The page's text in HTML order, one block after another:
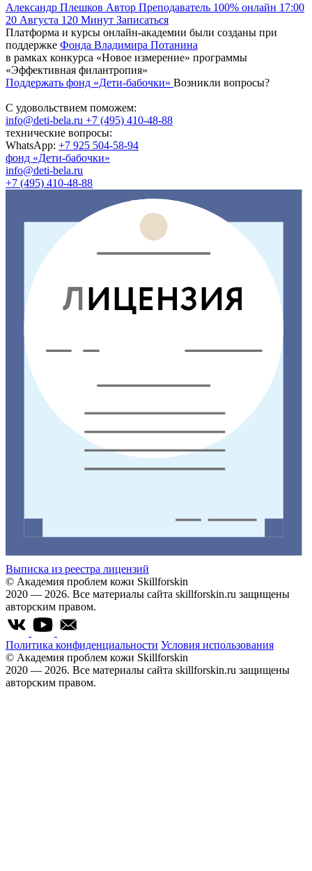
Александр Плешков Автор Преподаватель 100% онлайн 17:00
20 Августа 120 Минут Записаться
Платформа и курсы онлайн-академии были созданы при
поддержке Фонда Владимира Потанина
в рамках конкурса «Новое измерение» программы
«Эффективная филантропия»
Поддержать фонд «Дети-бабочки» Возникли вопросы?
С удовольствием поможем:
info@deti-bela.ru +7 (495) 410-48-88
технические вопросы:
WhatsApp: +7 925 504-58-94
фонд «Дети-бабочки»
info@deti-bela.ru
+7 (495) 410-48-88
Выписка из реестра лицензий
© Академия проблем кожи Skillforskin
2020 — 2026. Все материалы сайта skillforskin.ru защищены
авторским правом.
Политика конфиденциальности Условия использования
© Академия проблем кожи Skillforskin
2020 — 2026. Все материалы сайта skillforskin.ru защищены
авторским правом.